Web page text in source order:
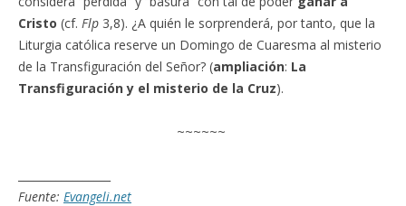
Cristo (cf. Flp 3,8). ¿A quién le sorprenderá, por tanto, que la
Liturgia católica reserve un Domingo de Cuaresma al misterio
de la Transfiguración del Señor? (ampliación: La
Transfiguración y el misterio de la Cruz).
~~~~~~
Fuente: Evangeli.net